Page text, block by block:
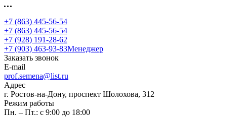
+7 (863) 445-56-54
+7 (863) 445-56-54
+7 (928) 191-28-62
+7 (903) 463-93-83Менеджер
Заказать звонок
E-mail
prof.semena@list.ru
Адрес
г. Ростов-на-Дону, проспект Шолохова, 312
Режим работы
Пн. – Пт.: с 9:00 до 18:00